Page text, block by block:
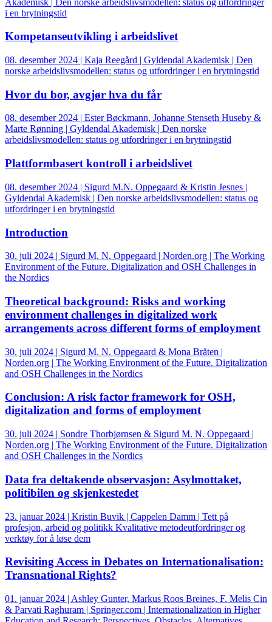
i en brytningstid
Kompetanseutvikling i arbeidslivet
08. desember 2024 | Kaja Reegård | Gyldendal Akademisk | Den
norske arbeidslivsmodellen: status og utfordringer i en brytningstid
Hvor du bor, avgjør hva du får
08. desember 2024 | Ester Bøckmann, Johanne Stenseth Huseby &
Marte Rønning | Gyldendal Akademisk | Den norske
arbeidslivsmodellen: status og utfordringer i en brytningstid
Plattformbasert kontroll i arbeidslivet
08. desember 2024 | Sigurd M.N. Oppegaard & Kristin Jesnes |
Gyldendal Akademisk | Den norske arbeidslivsmodellen: status og
utfordringer i en brytningstid
Introduction
30. juli 2024 | Sigurd M. N. Oppegaard | Norden.org | The Working
Environment of the Future. Digitalization and OSH Challenges in
the Nordics
Theoretical background: Risks and working
environment challenges in digitalized work
arrangements across different forms of employment
30. juli 2024 | Sigurd M. N. Oppegaard & Mona Bråten |
Norden.org | The Working Environment of the Future. Digitalization
and OSH Challenges in the Nordics
Conclusion: A risk factor framework for OSH,
digitalization and forms of employment
30. juli 2024 | Sondre Thorbjørnsen & Sigurd M. N. Oppegaard |
Norden.org | The Working Environment of the Future. Digitalization
and OSH Challenges in the Nordics
Data fra deltakende observasjon: Asylmottaket,
politibilen og skjenkestedet
23. januar 2024 | Kristin Buvik | Cappelen Damm | Tett på
profesjon, arbeid og politikk Kvalitative metodeutfordringer og
verktøy for å løse dem
Revisiting Access in Debates on Internationalisation:
Transnational Rights?
01. januar 2024 | Ashley Gunter, Markus Roos Breines, F. Melis Cin
& Parvati Raghuram | Springer.com | Internationalization in Higher